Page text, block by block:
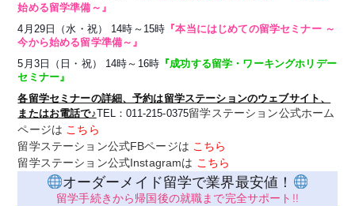
始める留学準備～』
4月29日（水・祝） 14時～15時 『本当にはじめての留学セミナー ～
今から始める留学準備～』
5月3日（日・祝） 14時～16時 『成功する留学・ワーキングホリデー
セミナー』
各留学セミナーの詳細、予約は留学ステーションのウェブサイト、
またはお電話で♪TEL：011-215-0375留学ステーション公式ホーム
ページは こちら
留学ステーション公式FBページは こちら
留学ステーション公式Instagramは こちら
オーダーメイド留学で業界最安値！
留学手続きから帰国後の就職まで完全サポート!!